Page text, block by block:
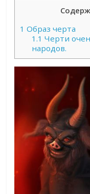
1 Образ черта
1.1 Черти
народов.